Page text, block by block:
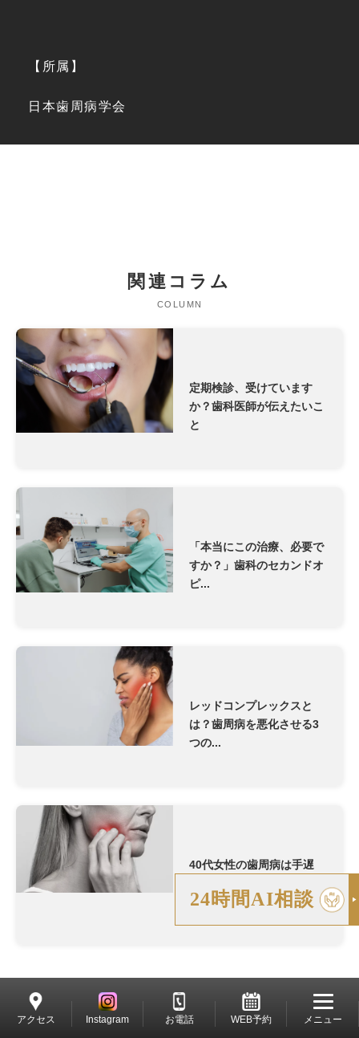
【所属】
日本歯周病学会
関連コラム
COLUMN
定期検診、受けています
か？歯科医師が伝えたいこ
と
「本当にこの治療、必要で
すか？」歯科のセカンドオ
ピ...
レッドコンプレックスと
は？歯周病を悪化させる3
つの...
40代女性の歯周病は手遅
今...
24時間AI相談
アクセス Instagram お電話 WEB予約 メニュー